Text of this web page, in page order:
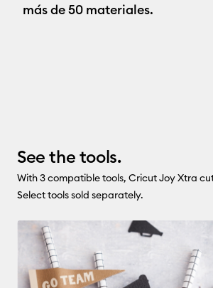
más de 50 materiales.
See the tools.
With 3 compatible tools, Cricut Joy Xtra
Select tools sold separately.